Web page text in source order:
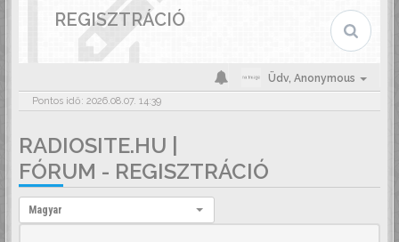
REGISZTRÁCIÓ
Üdv, Anonymous
Pontos idő: 2026.08.07. 14:39
RADIOSITE.HU |
FÓRUM - REGISZTRÁCIÓ
Nyelv:
Magyar